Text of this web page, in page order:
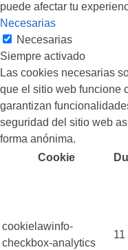
puede afectar tu
Necesarias
Necesarias
Siempre activado
Las cookies necesarias
que el sitio web funcione
garantizan
seguridad del sitio web
forma anónima.
Cookie
cookielawinfo-
checkbox-analytics